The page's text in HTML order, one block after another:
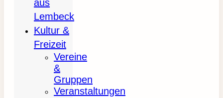
aus
Lembeck
Kultur &
Freizeit
Vereine
&
Gruppen
Veranstaltungen